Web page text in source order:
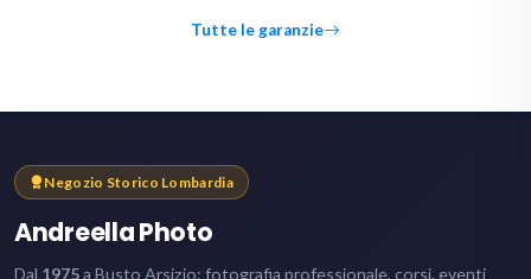
Tutte le garanzie
Negozio Storico Lombardia
Andreella Photo
Dal 1975a Busto Arsizio: fotografia professionale, corsi, eventi